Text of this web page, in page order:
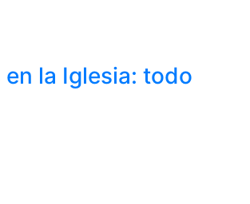
en la Iglesia: todo